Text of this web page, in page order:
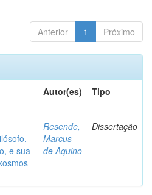
Anterior 1 Próximo
Autor(es) Tipo
e sua
Resende,
Marcus
de Aquino
Dissertação